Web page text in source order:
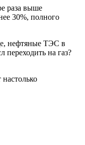
раза выше
30%, полного
нефтяные ТЭС в
на газ?